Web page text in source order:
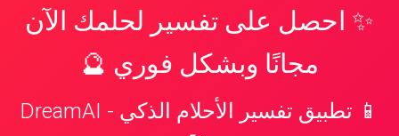
ل✨ احصل على تفسير لحلمك الآن
مجانًا وبشكل فوري 🔮
📱 تطبيق تفسير الأحلام الذكي - DreamAI